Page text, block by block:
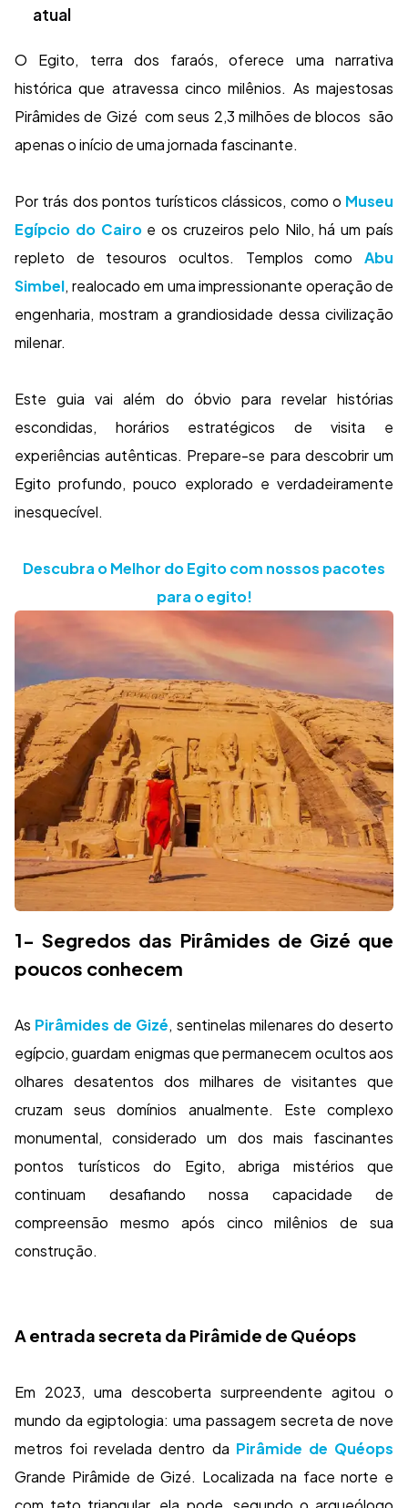
atual
O Egito, terra dos faraós, oferece uma narrativa
histórica que atravessa cinco milênios. As majestosas
Pirâmides de Gizé com seus 2,3 milhões de blocos são
apenas o início de uma jornada fascinante.
Por trás dos pontos turísticos clássicos, como o Museu
Egípcio do Cairoe os cruzeiros pelo Nilo, há um país
repleto de tesouros ocultos. Templos como Abu
Simbel, realocado em uma impressionante operação de
engenharia, mostram a grandiosidade dessa civilização
milenar.
Este guia vai além do óbvio para revelar histórias
escondidas, horários estratégicos de visita e
experiências autênticas. Prepare-se para descobrir um
Egito profundo, pouco explorado e verdadeiramente
inesquecível.
Descubra o Melhor do Egito com nossos pacotes
para o egito!
1- Segredos das Pirâmides de Gizé que
poucos conhecem
As Pirâmides de Gizé, sentinelas milenares do deserto
egípcio, guardam enigmas que permanecem ocultos aos
olhares desatentos dos milhares de visitantes que
cruzam seus domínios anualmente. Este complexo
monumental, considerado um dos mais fascinantes
pontos turísticos do Egito, abriga mistérios que
continuam desafiando nossa capacidade de
compreensão mesmo após cinco milênios de sua
construção.
A entrada secreta da Pirâmide de Quéops
Em 2023, uma descoberta surpreendente agitou o
mundo da egiptologia: uma passagem secreta de nove
metros foi revelada dentro da Pirâmide de Quéops
Grande Pirâmide de Gizé. Localizada na face norte e